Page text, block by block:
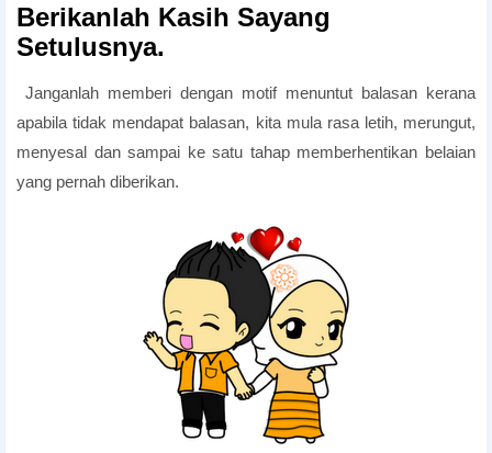
Berikanlah Kasih Sayang
Setulusnya.
Janganlah memberi dengan motif menuntut balasan kerana
apabila tidak mendapat balasan, kita mula rasa letih, merungut,
menyesal dan sampai ke satu tahap memberhentikan belaian
yang pernah diberikan.